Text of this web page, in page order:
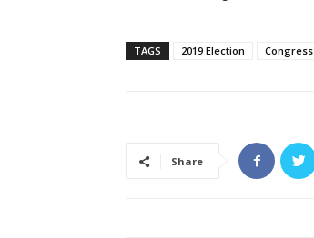
TAGS 2019 Election Congress
Share